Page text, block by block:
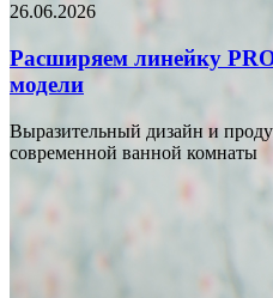
26.06.2026
Расширяем линейку
модели
Выразительный дизайн и
современной ванной комнаты